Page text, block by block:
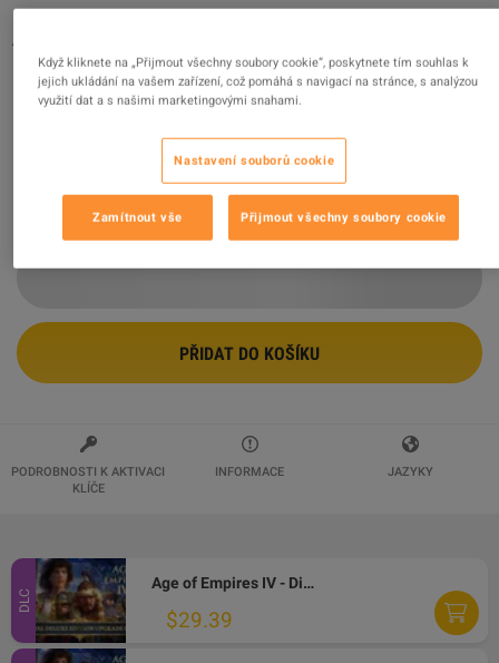
Age of Empires IV - Digital Deluxe Upgrade Pack DLC
PC Steam Altergift
Prodejce wildboy
94.34 % hodnocení z 117240 je
$29.39
PŘIDAT DO KOŠÍKU
PODROBNOSTI K AKTIVACI
KLÍČE
INFORMACE JAZYKY
DLC
Age of Empires IV - Digital Deluxe Upgrade Pack DLC PC Steam Altergift
$29.39
Když kliknete na „Přijmout všechny soubory cookie“, poskytnete tím souhlas k
jejich ukládání na vašem zařízení, což pomáhá s navigací na stránce, s analýzou
využití dat a s našimi marketingovými snahami.
Nastavení souborů cookie
Zamítnout vše Přijmout všechny soubory cookie